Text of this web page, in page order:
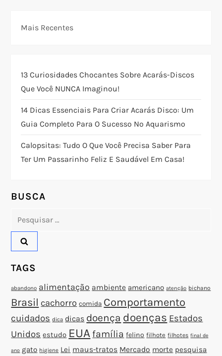
g
ç
ã
o
d
e
P
o
s
t
Mais Recentes
13 Curiosidades Chocantes Sobre Acarás-Discos
Que Você NUNCA Imaginou!
14 Dicas Essenciais Para Criar Acarás Disco: Um
Guia Completo Para O Sucesso No Aquarismo
Calopsitas: Tudo O Que Você Precisa Saber Para
Ter Um Passarinho Feliz E Saudável Em Casa!
BUSCA
Pesquisar
TAGS
abandono alimentação ambiente americano atenção bichano
Brasil cachorro comida Comportamento
cuidados dica dicas doença doenças Estados
Unidos estudo EUA família felino filhote filhotes final de
ano gato higiene Lei maus-tratos Mercado morte pesquisa